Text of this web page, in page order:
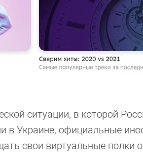
ситуации, в которой
в Украине, официальные
свои виртуальные полки